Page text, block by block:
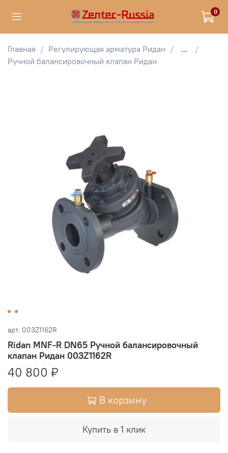
0
Главная Регулирующая арматура Ридан
...
Ручной балансировочный клапан Ридан
арт. 003Z1162R
Ridan MNF-R DN65 Ручной балансировочный
клапан Ридан 003Z1162R
40 800 ₽
В корзину
Купить в 1 клик